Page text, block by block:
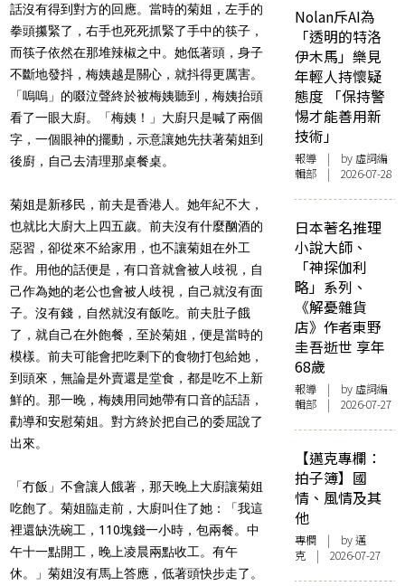
話沒有得到對方的回應。當時的菊姐，左手的
拳頭攥緊了，右手也死死抓緊了手中的筷子，
而筷子依然在那堆辣椒之中。她低著頭，身子
不斷地發抖，梅姨越是關心，就抖得更厲害。
「嗚嗚」的啜泣聲終於被梅姨聽到，梅姨抬頭
看了一眼大廚。「梅姨！」大廚只是喊了兩個
字，一個眼神的擺動，示意讓她先扶著菊姐到
後廚，自己去清理那桌餐桌。
菊姐是新移民，前夫是香港人。她年紀不大，
也就比大廚大上四五歲。前夫沒有什麼酗酒的
惡習，卻從來不給家用，也不讓菊姐在外工
作。用他的話便是，有口音就會被人歧視，自
己作為她的老公也會被人歧視，自己就沒有面
子。沒有錢，自然就沒有飯吃。前夫肚子餓
了，就自己在外飽餐，至於菊姐，便是當時的
模樣。前夫可能會把吃剩下的食物打包給她，
到頭來，無論是外賣還是堂食，都是吃不上新
鮮的。那一晚，梅姨用同她帶有口音的話語，
勸導和安慰菊姐。對方終於把自己的委屈說了
出來。
「冇飯」不會讓人餓著，那天晚上大廚讓菊姐
吃飽了。菊姐臨走前，大廚叫住了她：「我這
裡還缺洗碗工，110塊錢一小時，包兩餐。中
午十一點開工，晚上凌晨兩點收工。有午
休。」菊姐沒有馬上答應，低著頭快步走了。
Nolan斥AI為
「透明的特洛
伊木馬」樂見
年輕人持懷疑
態度 「保持警
惕才能善用新
技術」
報導 | by 虛詞編
輯部 | 2026-07-28
日本著名推理
小說大師、
「神探伽利
略」系列、
《解憂雜貨
店》作者東野
圭吾逝世 享年
68歲
報導 | by 虛詞編
輯部 | 2026-07-27
【邁克專欄：
拍子簿】國
情、風情及其
他
專欄 | by邁
克 | 2026-07-27